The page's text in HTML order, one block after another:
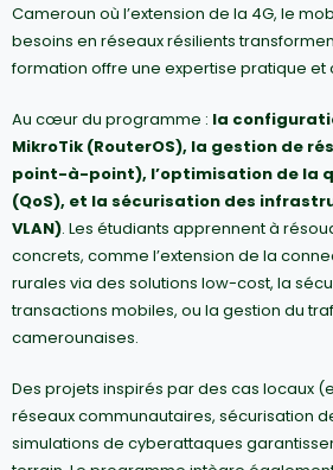
Cameroun où l’extension de la 4G, le
besoins en réseaux résilients
formation offre une expertise pratique et
Au cœur du programme : la
MikroTik (RouterOS), la gestion de
point-à-point), l’optimisation de la
(QoS), et la sécurisation des
VLAN). Les étudiants apprennent à
concrets, comme l’extension de la
rurales via des solutions low-cost, la
transactions mobiles, ou la gestion du
camerounaises.
Des projets inspirés par des cas locaux
réseaux communautaires, sécurisation
simulations de cyberattaques